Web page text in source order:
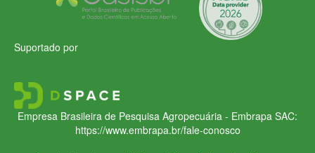
Suportado por
Empresa Brasileira de Pesquisa Agropecuária - Embrapa SAC:
https://www.embrapa.br/fale-conosco